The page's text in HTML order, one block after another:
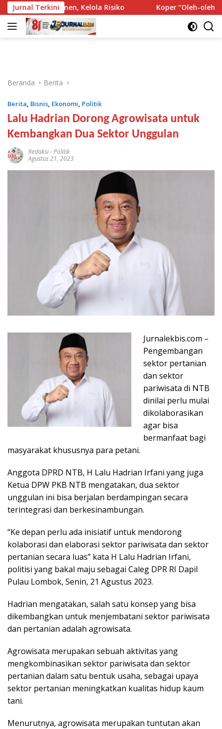
Langsung
ke
konten
Jurnal TerkiniKelola Risiko Koper “Oleh-oleh” WNA India
Beranda Berita
Berita, Bisnis, Ekonomi, Politik
Lalu Hadrian Dorong Agrowisata untuk
Kembangkan Dua Sektor Unggulan
Redaksi-Politik
Agustus 21, 2023
Jurnalekbis.com –
Pengembangan
sektor pertanian
dan sektor
pariwisata di NTB
dinilai perlu mulai
dikolaborasikan
agar bisa
bermanfaat bagi
masyarakat khususnya para petani.
Anggota DPRD NTB, H Lalu Hadrian Irfani yang juga
Ketua DPW PKB NTB mengatakan, dua sektor
unggulan ini bisa berjalan berdampingan secara
terintegrasi dan berkesinambungan.
“Ke depan perlu ada inisiatif untuk mendorong
kolaborasi dan elaborasi sektor pariwisata dan sektor
pertanian secara luas” kata H Lalu Hadrian Irfani,
politisi yang bakal maju sebagai Caleg DPR RI Dapil
Pulau Lombok, Senin, 21 Agustus 2023.
Hadrian mengatakan, salah satu konsep yang bisa
dikembangkan untuk menjembatani sektor pariwisata
dan pertanian adalah agrowisata.
Agrowisata merupakan sebuah aktivitas yang
mengkombinasikan sektor pariwisata dan sektor
pertanian dalam satu bentuk usaha, sebagai upaya
sektor pertanian meningkatkan kualitas hidup kaum
tani.
Menurutnya, agrowisata merupakan tuntutan akan